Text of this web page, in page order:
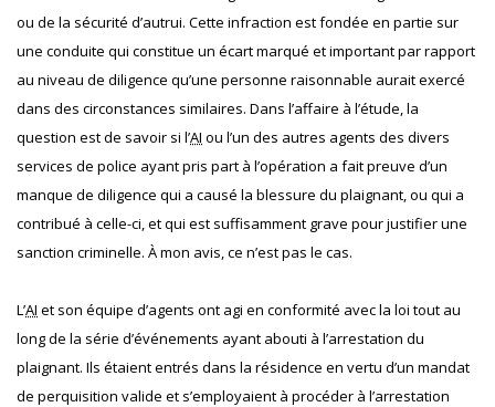
ou de la sécurité d’autrui. Cette infraction est fondée en partie sur
une conduite qui constitue un écart marqué et important par rapport
au niveau de diligence qu’une personne raisonnable aurait exercé
dans des circonstances similaires. Dans l’affaire à l’étude, la
question est de savoir si l’AI ou l’un des autres agents des divers
services de police ayant pris part à l’opération a fait preuve d’un
manque de diligence qui a causé la blessure du plaignant, ou qui a
contribué à celle-ci, et qui est suffisamment grave pour justifier une
sanction criminelle. À mon avis, ce n’est pas le cas.
L’AI et son équipe d’agents ont agi en conformité avec la loi tout au
long de la série d’événements ayant abouti à l’arrestation du
plaignant. Ils étaient entrés dans la résidence en vertu d’un mandat
de perquisition valide et s’employaient à procéder à l’arrestation